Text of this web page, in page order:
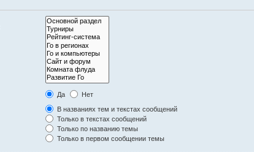
Да
Нет
В названиях тем и текстах сообщений
Только в текстах сообщений
Только по названию темы
Только в первом сообщении темы